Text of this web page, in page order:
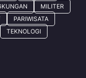
MILITER
PARIWISATA
TEKNOLOGI